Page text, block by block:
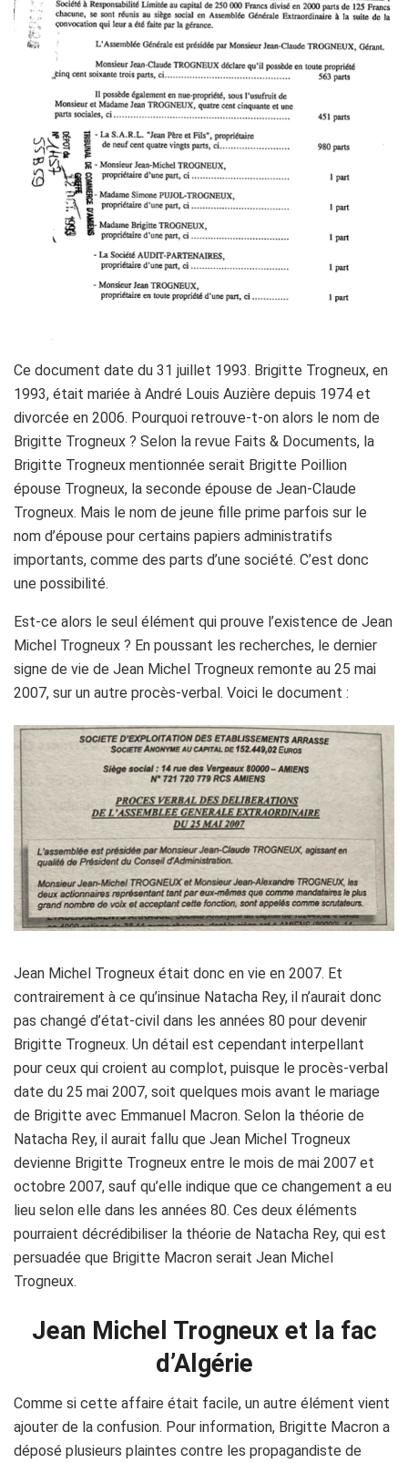
Ce document date du 31 juillet 1993. Brigitte Trogneux, en
1993, était mariée à André Louis Auzière depuis 1974 et
divorcée en 2006. Pourquoi retrouve-t-on alors le nom de
Brigitte Trogneux ? Selon la revue Faits & Documents, la
Brigitte Trogneux mentionnée serait Brigitte Poillion
épouse Trogneux, la seconde épouse de Jean-Claude
Trogneux. Mais le nom de jeune fille prime parfois sur le
nom d’épouse pour certains papiers administratifs
importants, comme des parts d’une société. C’est donc
une possibilité.
Est-ce alors le seul élément qui prouve l’existence de Jean
Michel Trogneux ? En poussant les recherches, le dernier
signe de vie de Jean Michel Trogneux remonte au 25 mai
2007, sur un autre procès-verbal. Voici le document :
Jean Michel Trogneux était donc en vie en 2007. Et
contrairement à ce qu’insinue Natacha Rey, il n’aurait donc
pas changé d’état-civil dans les années 80 pour devenir
Brigitte Trogneux. Un détail est cependant interpellant
pour ceux qui croient au complot, puisque le procès-verbal
date du 25 mai 2007, soit quelques mois avant le mariage
de Brigitte avec Emmanuel Macron. Selon la théorie de
Natacha Rey, il aurait fallu que Jean Michel Trogneux
devienne Brigitte Trogneux entre le mois de mai 2007 et
octobre 2007, sauf qu’elle indique que ce changement a eu
lieu selon elle dans les années 80. Ces deux éléments
pourraient décrédibiliser la théorie de Natacha Rey, qui est
persuadée que Brigitte Macron serait Jean Michel
Trogneux.
Jean Michel Trogneux et la fac
d’Algérie
Comme si cette affaire était facile, un autre élément vient
ajouter de la confusion. Pour information, Brigitte Macron a
déposé plusieurs plaintes contre les propagandiste de